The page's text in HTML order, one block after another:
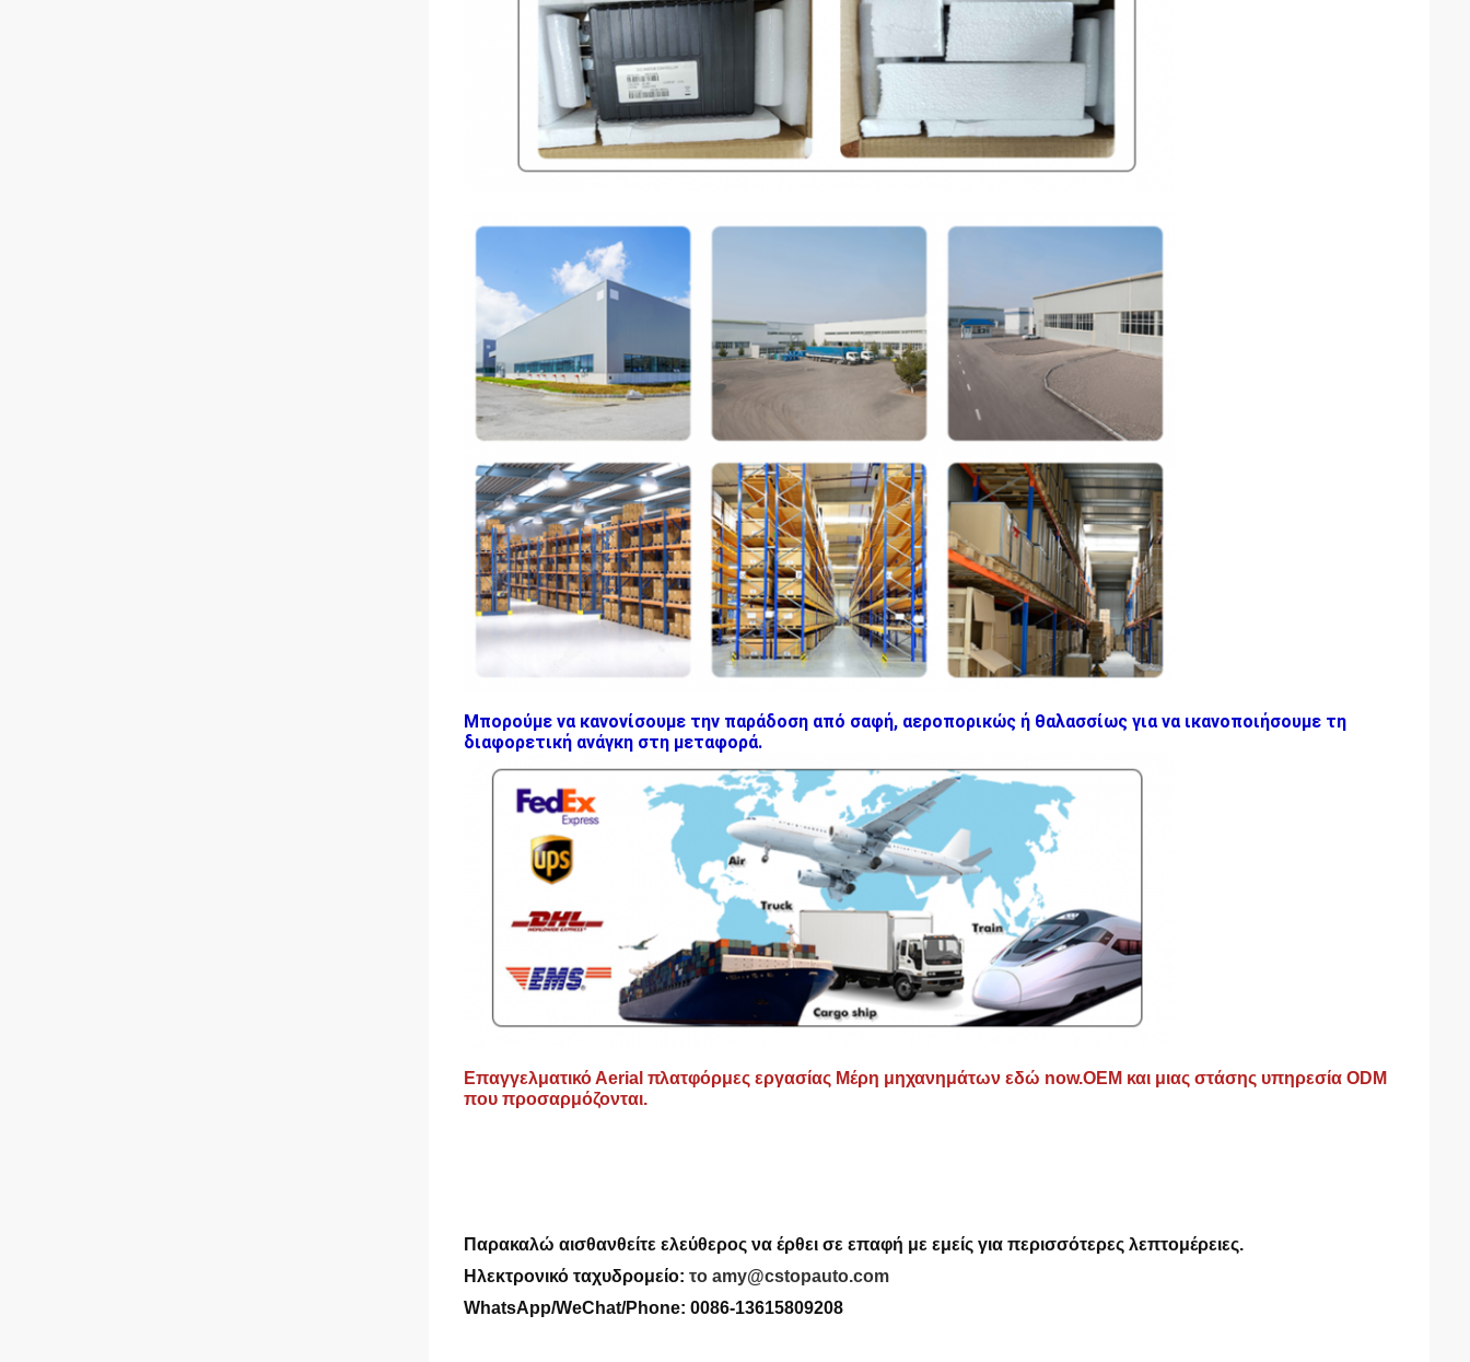
Μπορούμε να κανονίσουμε την παράδοση από σαφή, αεροπορικώς ή θαλασσίως για να ικανοποιήσουμε τη
διαφορετική ανάγκη στη μεταφορά.
Επαγγελματικό Αerial πλατφόρμες εργασίας Μέρη μηχανημάτων εδώ now.OEM και μιας στάσης υπηρεσία ODM
που προσαρμόζονται.
Παρακαλώ αισθανθείτε ελεύθερος να έρθει σε επαφή με εμείς για περισσότερες λεπτομέρειες.
Ηλεκτρονικό ταχυδρομείο: το amy@cstopauto.com
WhatsApp/WeChat/Phone: 0086-13615809208